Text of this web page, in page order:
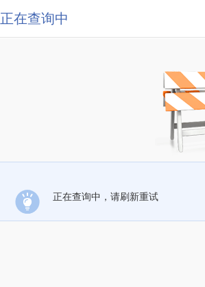
正在查询中
正在查询中，请刷新重试